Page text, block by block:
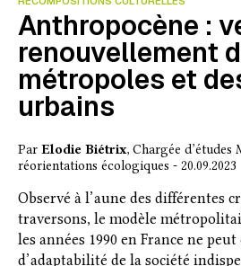
Anthropocène :
renouvellement
métropoles et
urbains
Par Elodie Biétrix, Chargée
réorientations écologiques - 20.09.2023
Observé à l’aune des différentes
traversons, le modèle
les années 1990 en France ne
d’adaptabilité de la société